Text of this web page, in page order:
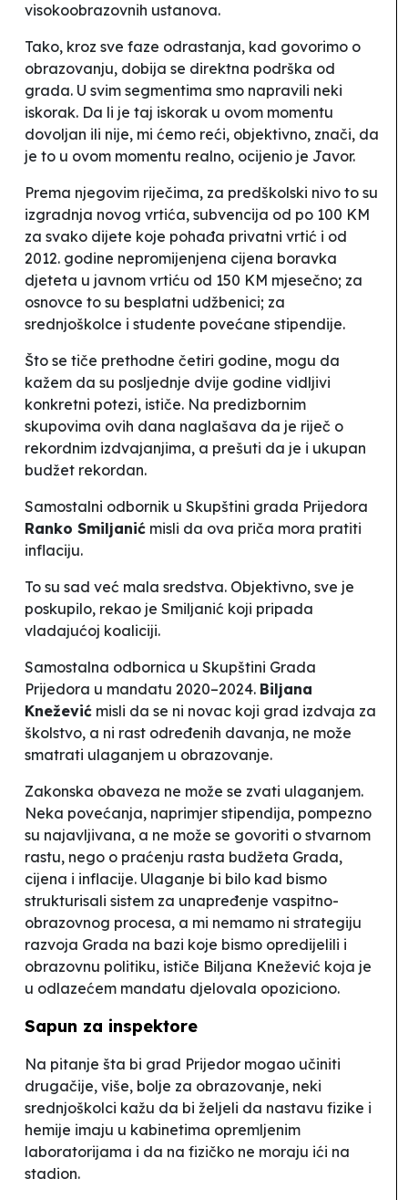
visokoobrazovnih ustanova.
Tako, kroz sve faze odrastanja, kad govorimo o
obrazovanju, dobija se direktna podrška od
grada. U svim segmentima smo napravili neki
iskorak. Da li je taj iskorak u ovom momentu
dovoljan ili nije, mi ćemo reći, objektivno, znači, da
je to u ovom momentu realno, ocijenio je Javor.
Prema njegovim riječima, za predškolski nivo to su
izgradnja novog vrtića, subvencija od po 100 KM
za svako dijete koje pohađa privatni vrtić i od
2012. godine nepromijenjena cijena boravka
djeteta u javnom vrtiću od 150 KM mjesečno; za
osnovce to su besplatni udžbenici; za
srednjoškolce i studente povećane stipendije.
Što se tiče prethodne četiri godine, mogu da
kažem da su posljednje dvije godine vidljivi
konkretni potezi, ističe. Na predizbornim
skupovima ovih dana naglašava da je riječ o
rekordnim izdvajanjima, a prešuti da je i ukupan
budžet rekordan.
Samostalni odbornik u Skupštini grada Prijedora
Ranko Smiljanić misli da ova priča mora pratiti
inflaciju.
To su sad već mala sredstva. Objektivno, sve je
poskupilo, rekao je Smiljanić koji pripada
vladajućoj koaliciji.
Samostalna odbornica u Skupštini Grada
Prijedora u mandatu 2020–2024. Biljana
Knežević misli da se ni novac koji grad izdvaja za
školstvo, a ni rast određenih davanja, ne može
smatrati ulaganjem u obrazovanje.
Zakonska obaveza ne može se zvati ulaganjem.
Neka povećanja, naprimjer stipendija, pompezno
su najavljivana, a ne može se govoriti o stvarnom
rastu, nego o praćenju rasta budžeta Grada,
cijena i inflacije. Ulaganje bi bilo kad bismo
strukturisali sistem za unapređenje vaspitno-
obrazovnog procesa, a mi nemamo ni strategiju
razvoja Grada na bazi koje bismo opredijelili i
obrazovnu politiku, ističe Biljana Knežević koja je
u odlazećem mandatu djelovala opoziciono.
Sapun za inspektore
Na pitanje šta bi grad Prijedor mogao učiniti
drugačije, više, bolje za obrazovanje, neki
srednjoškolci kažu da bi željeli da nastavu fizike i
hemije imaju u kabinetima opremljenim
laboratorijama i da na fizičko ne moraju ići na
stadion.